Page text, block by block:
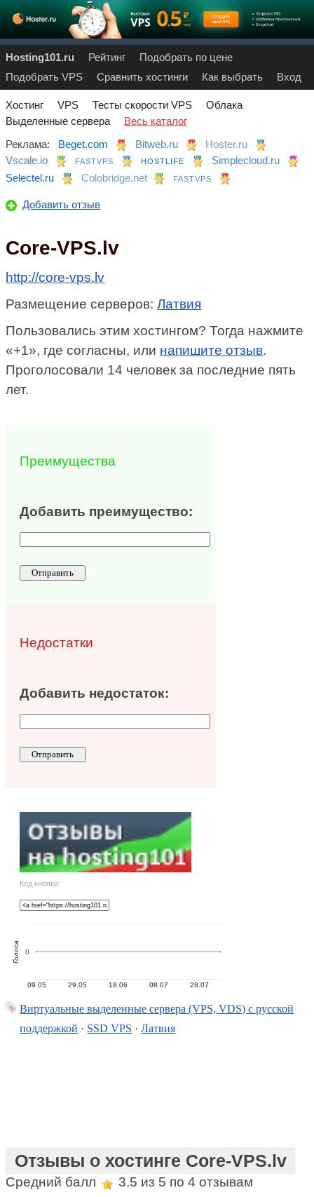
Hosting101.ru Рейтинг
Подобрать по цене
Подобрать VPS
Сравнить хостинги Как выбрать Вход
Хостинг VPS Тесты скорости VPS
Облака
Выделенные сервера
Весь каталог
Реклама:
Beget.com Bitweb.ru
Hoster.ru
Vscale.io
FASTVPS HOSTLIFE
Simplecloud.ru
Selectel.ru
Colobridge.net FASTVPS
Добавить отзыв
Core-VPS.lv
http://core-vps.lv
Размещение серверов:Латвия
Пользовались этим хостингом? Тогда нажмите
«+1», где согласны, или напишите отзыв.
Проголосовали 14 человек за последние пять
лет.
Преимущества
Добавить преимущество:
Недостатки
Добавить недостаток:
Код кнопки:
09.05 29.05 18.06 08.07 28.07
0
Голоса
Виртуальные выделенные сервера (VPS, VDS) с русской
поддержкой · SSD VPS ·Латвия
Отзывы о хостинге Core-VPS.lv
Средний балл 3.5 из 5 по4 отзывам